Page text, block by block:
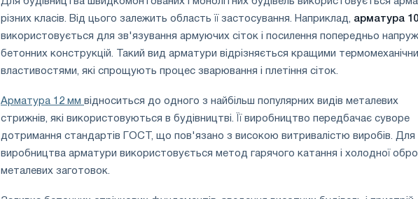
різних класів. Від цього залежить область її застосування. Наприклад, арматура
використовується для зв'язування армуючих сіток і посилення попередньо
бетонних конструкцій. Такий вид арматури відрізняється кращими
властивостями, які спрощують процес зварювання і плетіння сіток.
Арматура 12 мм відноситься до одного з найбільш популярних видів металевих
стрижнів, які використовуються в будівництві. Її виробництво передбачає суворе
дотримання стандартів ГОСТ, що пов'язано з високою витривалістю виробів. Для
виробництва арматури використовується метод гарячого катання і холодної
металевих заготовок.